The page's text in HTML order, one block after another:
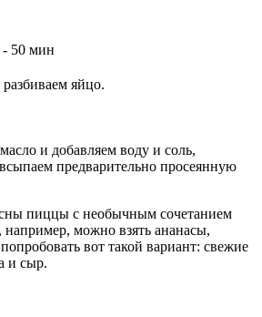
- 50 мин
яйцо.
и добавляем воду и соль,
предварительно просеянную
пиццы с необычным сочетанием
например, можно взять ананасы,
вот такой вариант: свежие
и сыр.